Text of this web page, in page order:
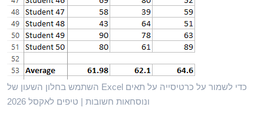
השתמש בחלון השעון של Excel כדי לשמור על כרטיסייה על תאים
ונוסחאות חשובות | טיפים לאקסל 2026